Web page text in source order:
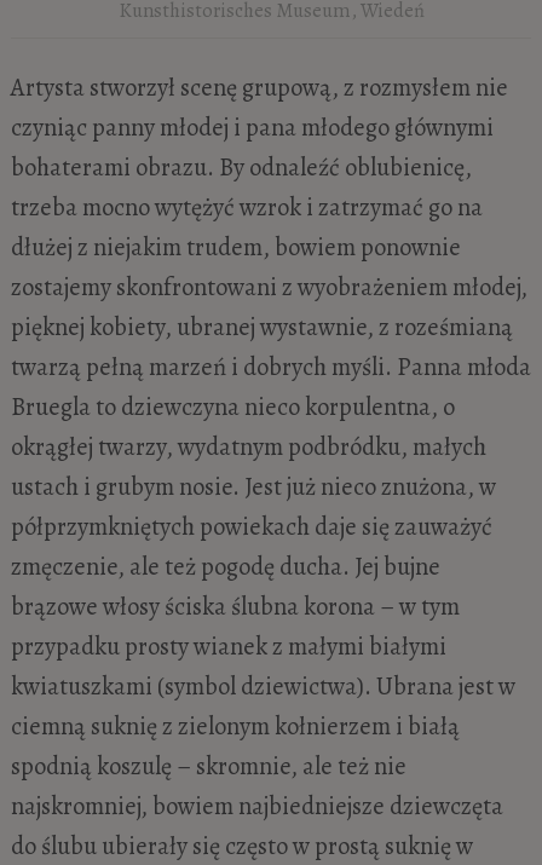
Kunsthistorisches Museum, Wiedeń
Artysta stworzył scenę grupową, z rozmysłem nie
czyniąc panny młodej i pana młodego głównymi
bohaterami obrazu. By odnaleźć oblubienicę,
trzeba mocno wytężyć wzrok i zatrzymać go na
dłużej z niejakim trudem, bowiem ponownie
zostajemy skonfrontowani z wyobrażeniem młodej,
pięknej kobiety, ubranej wystawnie, z roześmianą
twarzą pełną marzeń i dobrych myśli. Panna młoda
Bruegla to dziewczyna nieco korpulentna, o
okrągłej twarzy, wydatnym podbródku, małych
ustach i grubym nosie. Jest już nieco znużona, w
półprzymkniętych powiekach daje się zauważyć
zmęczenie, ale też pogodę ducha. Jej bujne
brązowe włosy ściska ślubna korona – w tym
przypadku prosty wianek z małymi białymi
kwiatuszkami (symbol dziewictwa). Ubrana jest w
ciemną suknię z zielonym kołnierzem i białą
spodnią koszulę – skromnie, ale też nie
najskromniej, bowiem najbiedniejsze dziewczęta
do ślubu ubierały się często w prostą suknię w